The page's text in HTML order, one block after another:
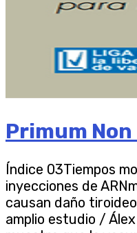
Primum Non
Índice 03Tiempos
inyecciones de
causan daño
amplio estudio /